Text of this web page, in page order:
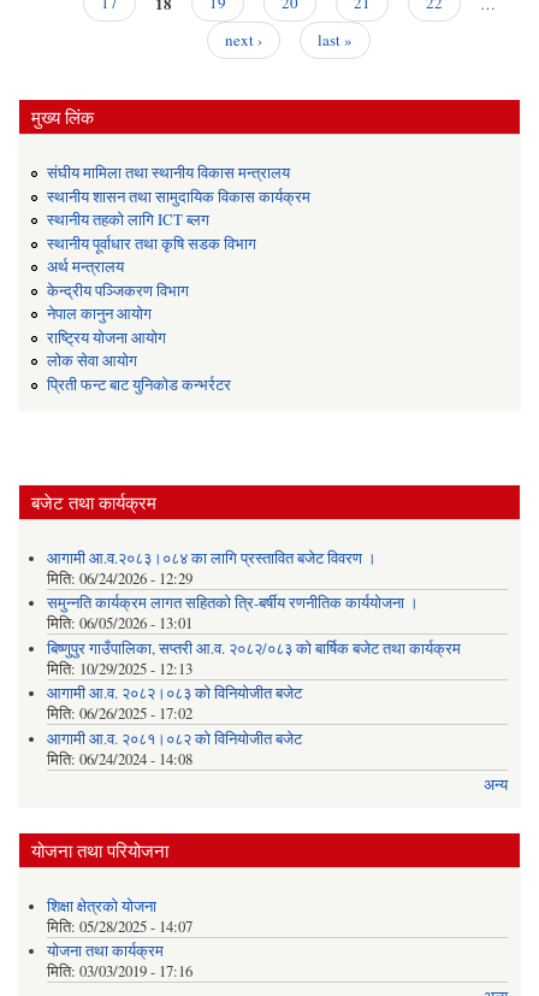
next ›
last »
मुख्य लिंक
संघीय मामिला तथा स्थानीय विकास मन्त्रालय
स्थानीय शासन तथा सामुदायिक विकास कार्यक्रम
स्थानीय तहको लागि ICT ब्लग
स्थानीय पूर्वाधार तथा कृषि सडक विभाग
अर्थ मन्त्रालय
केन्द्रीय पञ्जिकरण विभाग
नेपाल कानुन आयोग
राष्ट्रिय योजना आयोग
लोक सेवा आयोग
प्रिती फन्ट बाट युनिकोड कन्भर्रटर
बजेट तथा कार्यक्रम
आगामी आ.व.२०८३।०८४ का लागि प्रस्तावित बजेट विवरण ।
मिति: 06/24/2026 - 12:29
समुन्नति कार्यक्रम लागत सहितको त्रि-बर्षीय रणनीतिक कार्ययोजना ।
मिति: 06/05/2026 - 13:01
बिष्णुपुर गाउँपालिका, सप्तरी आ.व. २०८२/०८३ को बार्षिक बजेट तथा कार्यक्रम
मिति: 10/29/2025 - 12:13
आगामी आ.व. २०८२।०८३ को विनियोजीत बजेट
मिति: 06/26/2025 - 17:02
आगामी आ.व. २०८१।०८२ को विनियोजीत बजेट
मिति: 06/24/2024 - 14:08
अन्य
योजना तथा परियोजना
शिक्षा क्षेत्रकाे याेजना
मिति: 05/28/2025 - 14:07
याेजना तथा कार्यक्रम
मिति: 03/03/2019 - 17:16